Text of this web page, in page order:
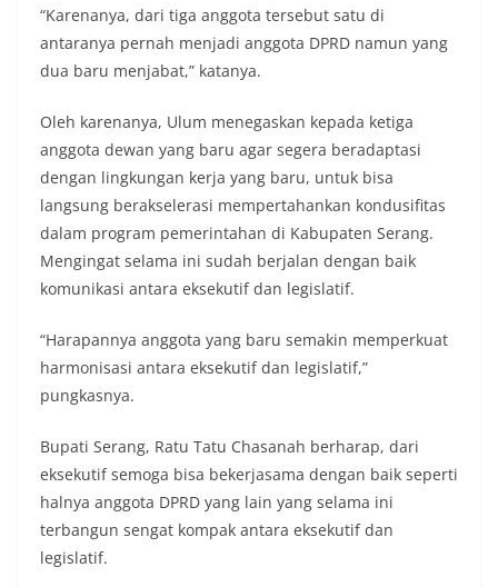
“Karenanya, dari tiga anggota tersebut satu di
antaranya pernah menjadi anggota DPRD namun yang
dua baru menjabat,” katanya.
Oleh karenanya, Ulum menegaskan kepada ketiga
anggota dewan yang baru agar segera beradaptasi
dengan lingkungan kerja yang baru, untuk bisa
langsung berakselerasi mempertahankan kondusifitas
dalam program pemerintahan di Kabupaten Serang.
Mengingat selama ini sudah berjalan dengan baik
komunikasi antara eksekutif dan legislatif.
“Harapannya anggota yang baru semakin memperkuat
harmonisasi antara eksekutif dan legislatif,”
pungkasnya.
Bupati Serang, Ratu Tatu Chasanah berharap, dari
eksekutif semoga bisa bekerjasama dengan baik seperti
halnya anggota DPRD yang lain yang selama ini
terbangun sengat kompak antara eksekutif dan
legislatif.